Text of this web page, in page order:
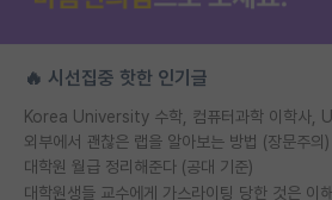
🔥 시선집중 핫한 인기글
외부에서 괜찮은 랩을 알아보는 방법 (장문주의)
대학원 월급 정리해준다 (공대 기준)